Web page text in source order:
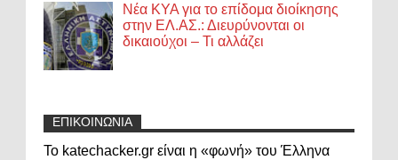
Νέα ΚΥΑ για το επίδομα διοίκησης
στην ΕΛ.ΑΣ.: Διευρύνονται οι
δικαιούχοι – Τι αλλάζει
ΕΠΙΚΟΙΝΩΝΙΑ
Το katechacker.gr είναι η «φωνή» του Έλληνα